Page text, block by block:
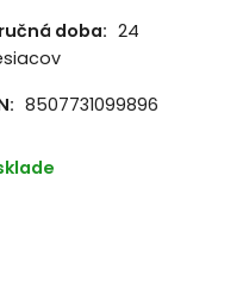
doba: 24
8507731099896